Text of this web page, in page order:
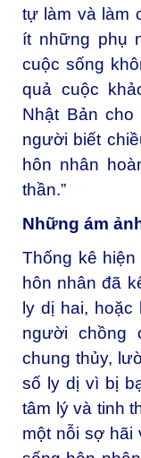
tự làm và làm
ít những phụ
cuộc sống
quả cuộc
Nhật Bản
người biết
hôn nhân
thần.”
Những ám
Thống kê
hôn nhân đã
ly dị hai, hoặc
người chồng
chung thủy,
số ly dị vì bị
tâm lý và tinh
một nỗi sợ hãi